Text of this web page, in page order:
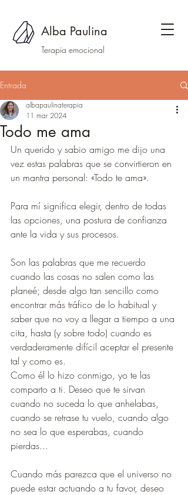
Alba Paulina
Terapia emocional
Entrada
Todo me ama
albapaulinaterapia
11 mar 2024
Un querido y sabio amigo me dijo una
vez estas palabras que se convirtieron en
un mantra personal: «Todo te ama».
Para mí significa elegir, dentro de todas
las opciones, una postura de confianza
ante la vida y sus procesos.
Son las palabras que me recuerdo
cuando las cosas no salen como las
planeé; desde algo tan sencillo como
encontrar más tráfico de lo habitual y
saber que no voy a llegar a tiempo a una
cita, hasta (y sobre todo) cuando es
verdaderamente difícil aceptar el presente
tal y como es.
Como él lo hizo conmigo, yo te las
comparto a ti. Deseo que te sirvan
cuando no suceda lo que anhelabas,
cuando se retrase tu vuelo, cuando algo
no sea lo que esperabas, cuando
pierdas...
Cuando más parezca que el universo no
puede estar actuando a tu favor, deseo